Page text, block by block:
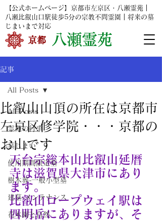
​京都 ​八瀬霊苑
【公式ホームページ】京都市左京区・八瀬霊苑｜
八瀬比叡山口駅徒歩5分の宗教不問霊園｜将来の墓
じまいまで対応
記事
All Posts
霊苑の行事
墓じまい
使用期間限定墓
樹木葬-一般小型墓
建墓-メンテナンス
花木園と自然
All Posts
比叡山山頂の所在は京都市
左京区修学院・・・京都の
お山です
天台宗総本山比叡山延暦
寺は滋賀県大津市にあり
ます。
比叡山ロープウェイ駅は
四明岳にありますが、そ